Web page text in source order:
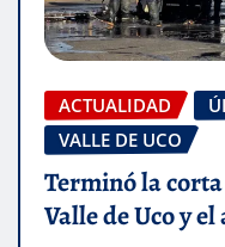
ACTUALIDAD
VALLE DE UCO
Terminó la
Valle de Uco y